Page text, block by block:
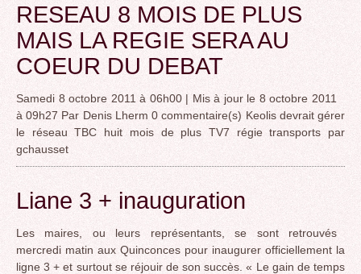
RESEAU 8 MOIS DE PLUS
MAIS LA REGIE SERA AU
COEUR DU DEBAT
Samedi 8 octobre 2011 à 06h00 | Mis à jour le 8 octobre 2011
à 09h27 Par Denis Lherm 0 commentaire(s) Keolis devrait gérer
le réseau TBC huit mois de plus TV7 régie transports par
gchausset
Liane 3 + inauguration
Les maires, ou leurs représentants, se sont retrouvés
mercredi matin aux Quinconces pour inaugurer officiellement la
ligne 3 + et surtout se réjouir de son succès. « Le gain de temps